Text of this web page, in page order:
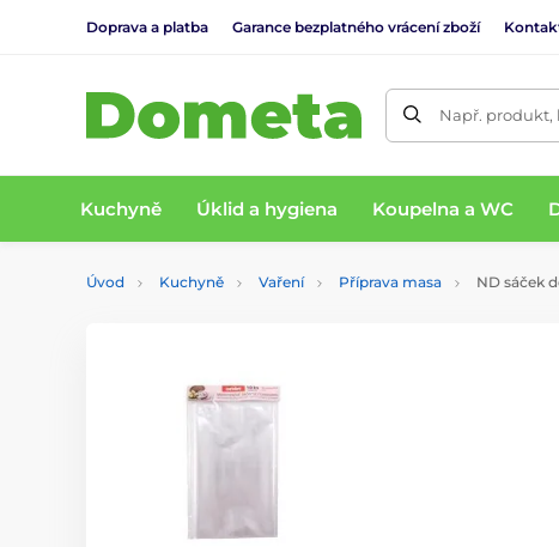
Doprava a platba Garance bezplatného vrácení zboží
Např. produkt,
Kuchyně Úklid a hygiena Koupelna a WC
Úvod Kuchyně Vaření Příprava masa ND sáček